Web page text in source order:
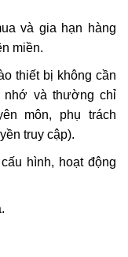
và gia hạn hàng
miền.
thiết bị không cần
nhớ và thường chỉ
môn, phụ trách
truy cập).
hình, hoạt động